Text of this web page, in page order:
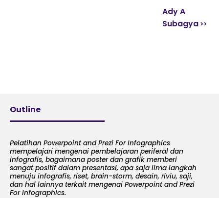
Ady A
Subagya
Outline
Pelatihan Powerpoint and Prezi For Infographics
mempelajari mengenai pembelajaran periferal dan
infografis, bagaimana poster dan grafik memberi
sangat positif dalam presentasi, apa saja lima langkah
menuju infografis, riset, brain-storm, desain, riviu, saji,
dan hal lainnya terkait mengenai Powerpoint and Prezi
For Infographics.